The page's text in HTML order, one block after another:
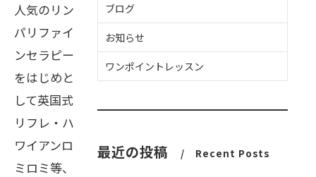
ブログ
お知らせ
ワンポイントレッスン
最近の投稿 Recent Posts
人気のリン
パリファイ
ンセラピー
をはじめと
して英国式
リフレ・ハ
ワイアンロ
ミロミ等、